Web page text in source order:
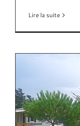
Lire la suite